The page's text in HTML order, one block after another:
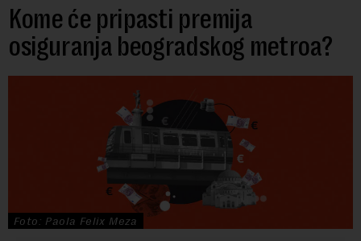
Kome će pripasti premija
osiguranja beogradskog metroa?
Foto: Paola Felix Meza